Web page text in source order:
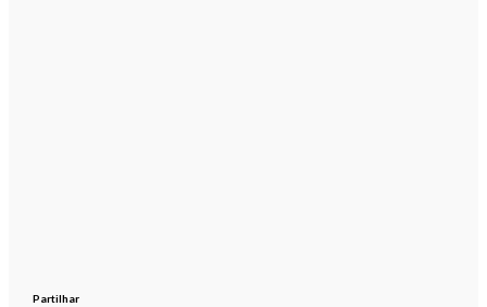
Partilhar